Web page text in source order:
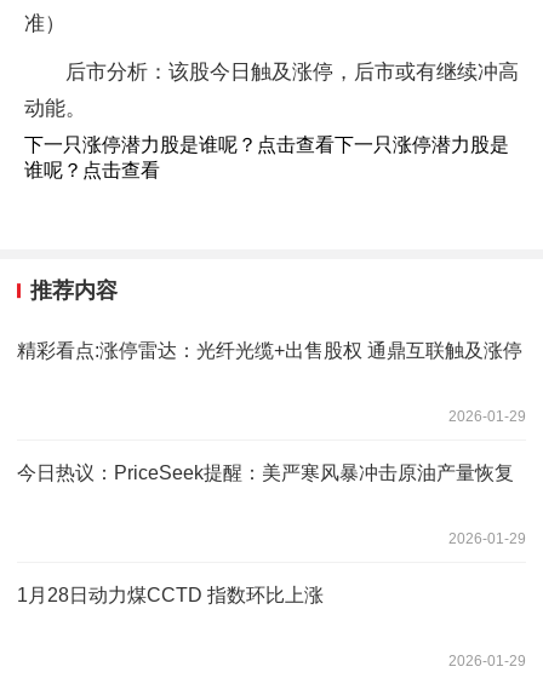
准）
后市分析：该股今日触及涨停，后市或有继续冲高
动能。
下一只涨停潜力股是谁呢？点击查看下一只涨停潜力股是
谁呢？点击查看
推荐内容
精彩看点:涨停雷达：光纤光缆+出售股权 通鼎互联触及涨停
2026-01-29
今日热议：PriceSeek提醒：美严寒风暴冲击原油产量恢复
2026-01-29
1月28日动力煤CCTD 指数环比上涨
2026-01-29